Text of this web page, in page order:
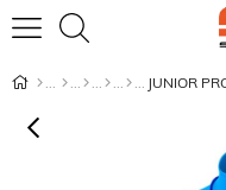
JUNIOR